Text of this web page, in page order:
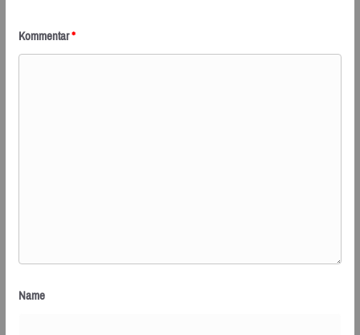
Kommentar*
Name